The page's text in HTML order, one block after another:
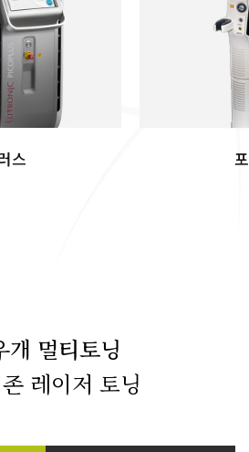
스
개 멀티토닝
레이저 토닝